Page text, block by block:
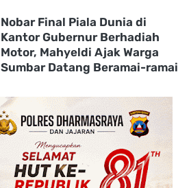
Nobar Final Piala Dunia di
Kantor Gubernur Berhadiah
Motor, Mahyeldi Ajak Warga
Sumbar Datang Beramai-ramai